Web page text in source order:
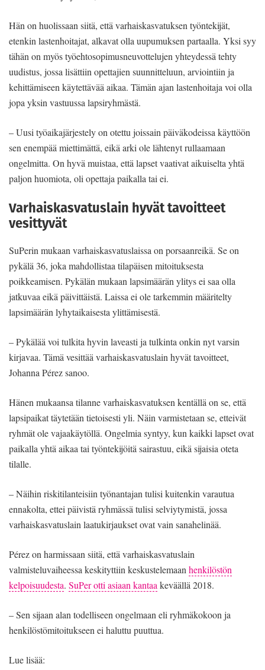
Hän on huolissaan siitä, että varhaiskasvatuksen työntekijät,
etenkin lastenhoitajat, alkavat olla uupumuksen partaalla. Yksi syy
tähän on myös työehtosopimusneuvottelujen yhteydessä tehty
uudistus, jossa lisättiin opettajien suunnitteluun, arviointiin ja
kehittämiseen käytettävää aikaa. Tämän ajan lastenhoitaja voi olla
jopa yksin vastuussa lapsiryhmästä.
– Uusi työaikajärjestely on otettu joissain päiväkodeissa käyttöön
sen enempää miettimättä, eikä arki ole lähtenyt rullaamaan
ongelmitta. On hyvä muistaa, että lapset vaativat aikuiselta yhtä
paljon huomiota, oli opettaja paikalla tai ei.
Varhaiskasvatuslain hyvät tavoitteet
vesittyvät
SuPerin mukaan varhaiskasvatuslaissa on porsaanreikä. Se on
pykälä 36, joka mahdollistaa tilapäisen mitoituksesta
poikkeamisen. Pykälän mukaan lapsimäärän ylitys ei saa olla
jatkuvaa eikä päivittäistä. Laissa ei ole tarkemmin määritelty
lapsimäärän lyhytaikaisesta ylittämisestä.
– Pykälää voi tulkita hyvin laveasti ja tulkinta onkin nyt varsin
kirjavaa. Tämä vesittää varhaiskasvatuslain hyvät tavoitteet,
Johanna Pérez sanoo.
Hänen mukaansa tilanne varhaiskasvatuksen kentällä on se, että
lapsipaikat täytetään tietoisesti yli. Näin varmistetaan se, etteivät
ryhmät ole vajaakäytöllä. Ongelmia syntyy, kun kaikki lapset ovat
paikalla yhtä aikaa tai työntekijöitä sairastuu, eikä sijaisia oteta
tilalle.
– Näihin riskitilanteisiin työnantajan tulisi kuitenkin varautua
ennakolta, ettei päivistä ryhmässä tulisi selviytymistä, jossa
varhaiskasvatuslain laatukirjaukset ovat vain sanahelinää.
Pérez on harmissaan siitä, että varhaiskasvatuslain
valmisteluvaiheessa keskityttiin keskustelemaan henkilöstön
kelpoisuudesta. SuPer otti asiaan kantaa keväällä 2018.
– Sen sijaan alan todelliseen ongelmaan eli ryhmäkokoon ja
henkilöstömitoitukseen ei haluttu puuttua.
Lue lisää: